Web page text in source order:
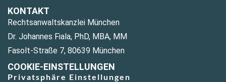
KONTAKT
Rechtsanwaltskanzlei München
Dr. Johannes Fiala, PhD, MBA, MM
Fasolt-Straße 7, 80639 München
COOKIE-EINSTELLUNGEN
Privatsphäre Einstellungen